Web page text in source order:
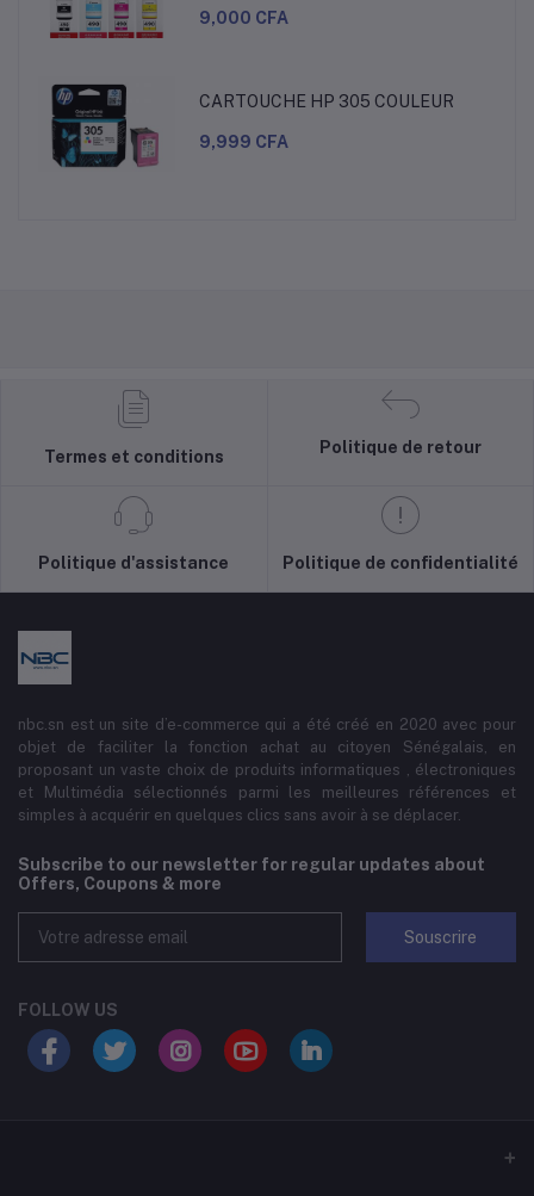
9,000 CFA
CARTOUCHE HP 305 COULEUR
9,999 CFA
Termes et conditions
Politique de retour
Politique d'assistance Politique de confidentialité
nbc.sn est un site d’e-commerce qui a été créé en 2020 avec pour
objet de faciliter la fonction achat au citoyen Sénégalais, en
proposant un vaste choix de produits informatiques , électroniques
et Multimédia sélectionnés parmi les meilleures références et
simples à acquérir en quelques clics sans avoir à se déplacer.
Subscribe to our newsletter for regular updates about
Offers, Coupons & more
Souscrire
FOLLOW US